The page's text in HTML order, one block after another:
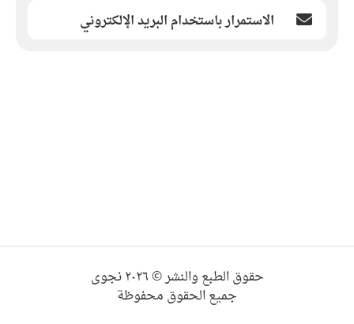
الاستمرار باستخدام البريد الإلكتروني
حقوق الطبع والنشر © ٢٠٢٦ نجوى
جميع الحقوق محفوظة